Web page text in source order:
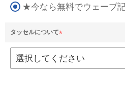
必
★今なら無料でウェーブ
タッセルについて
必
須